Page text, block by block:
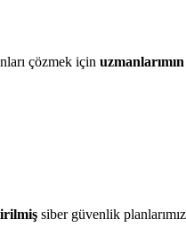
çözmek için uzmanlarımın
siber güvenlik